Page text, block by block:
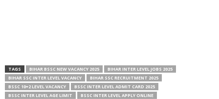
TAGS BIHAR BSSC NEW VACANCY 2025
BIHAR INTER LEVEL JOBS 2025
BIHAR SSC INTER LEVEL VACANCY
BIHAR SSC RECRUITMENT 2025
BSSC 10+2 LEVEL VACANCY
BSSC INTER LEVEL ADMIT CARD 2025
BSSC INTER LEVEL AGE LIMIT
BSSC INTER LEVEL APPLY ONLINE